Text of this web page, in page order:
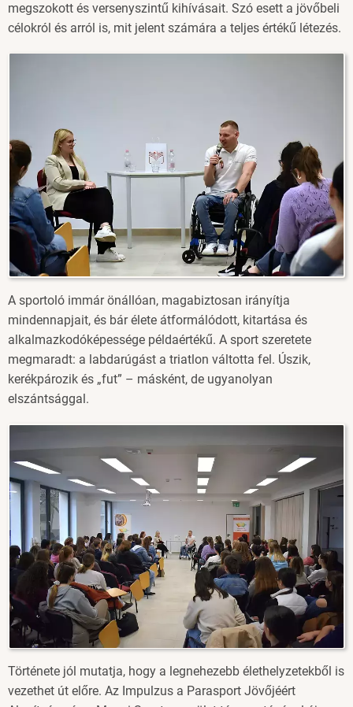
megszokott és versenyszintű kihívásait. Szó esett a jövőbeli
célokról és arról is, mit jelent számára a teljes értékű létezés.
A sportoló immár önállóan, magabiztosan irányítja
mindennapjait, és bár élete átformálódott, kitartása és
alkalmazkodóképessége példaértékű. A sport szeretete
megmaradt: a labdarúgást a triatlon váltotta fel. Úszik,
kerékpározik és „fut” – másként, de ugyanolyan
elszántsággal.
Története jól mutatja, hogy a legnehezebb élethelyzetekből is
vezethet út előre. Az Impulzus a Parasport Jövőjéért